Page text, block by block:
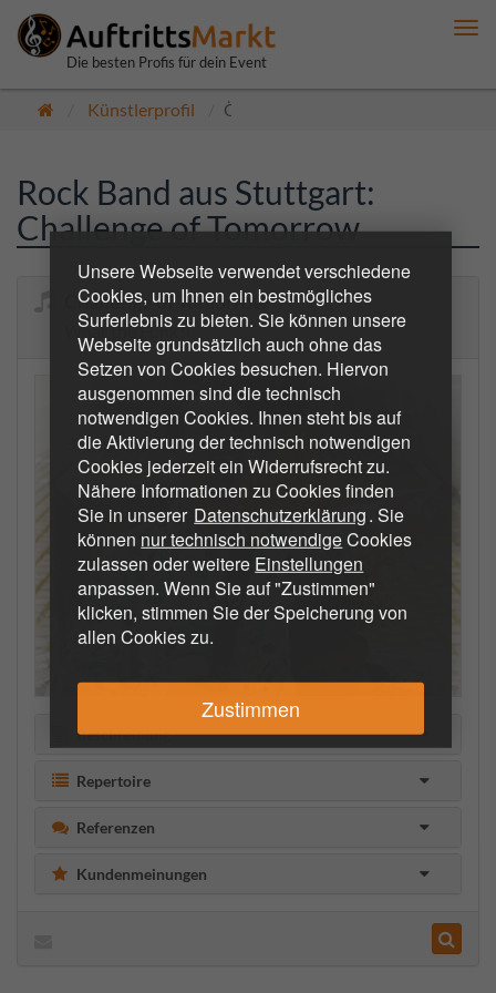
Unsere Webseite verwendet verschiedene
Cookies, um Ihnen ein bestmögliches
Surferlebnis zu bieten. Sie können unsere
Webseite grundsätzlich auch ohne das
Setzen von Cookies besuchen. Hiervon
ausgenommen sind die technisch
notwendigen Cookies. Ihnen steht bis auf
die Aktivierung der technisch notwendigen
Cookies jederzeit ein Widerrufsrecht zu.
Nähere Informationen zu Cookies finden
Sie in unserer Datenschutzerklärung. Sie
können nur technisch notwendigeCookies
zulassen oder weitere Einstellungen
anpassen. Wenn Sie auf "Zustimmen"
klicken, stimmen Sie der Speicherung von
allen Cookies zu.
Zustimmen
Die besten Profis für dein Event
Künstlerprofil Öffentlich
Rock Band aus Stuttgart:
Challenge of Tomorrow
Challenge of Tomorrow
What the Funk?!
Beschreibung
Repertoire
Referenzen
Kundenmeinungen